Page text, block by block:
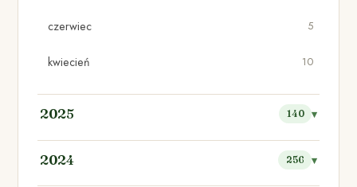
czerwiec 5
kwiecień 10
2025 140
2024 256